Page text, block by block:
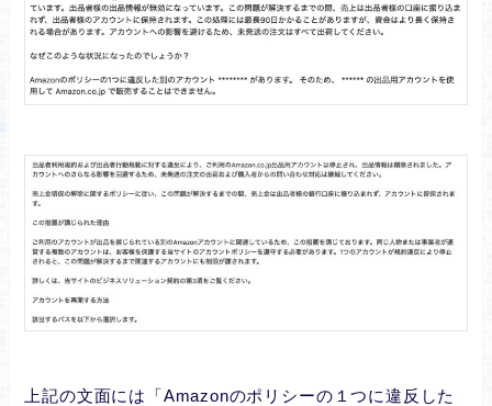
上記の文面には「Amazonのポリシーの１つに違反した